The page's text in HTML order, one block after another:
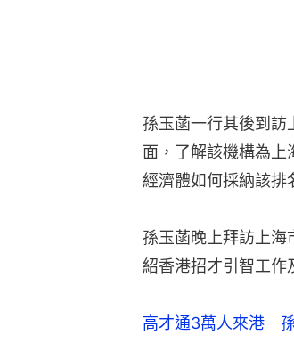
孫玉菡一行其後到訪
面，了解該機構為上
經濟體如何採納該排
孫玉菡晚上拜訪上海
紹香港招才引智工作
高才通3萬人來港